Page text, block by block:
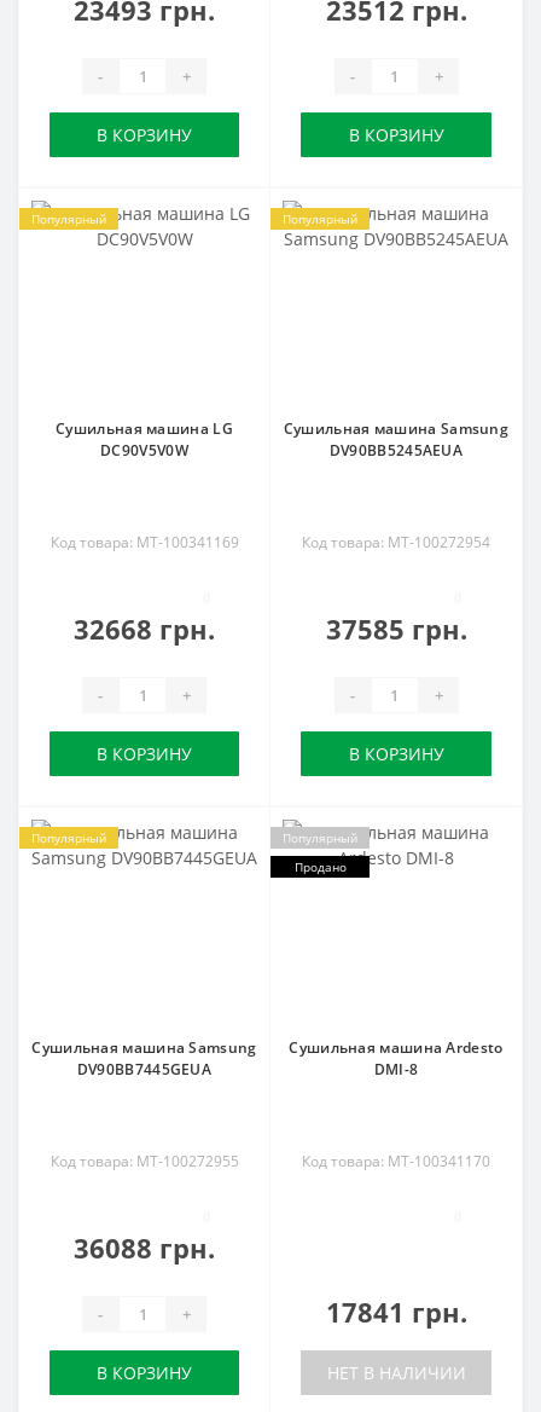
23493 грн.
- +
В КОРЗИНУ
23512 грн.
- +
В КОРЗИНУ
Популярный
Сушильная машина LG
DC90V5V0W
Код товара: MT-100341169
32668 грн.
- +
В КОРЗИНУ
Популярный
Сушильная машина Samsung
DV90BB5245AEUA
Код товара: MT-100272954
37585 грн.
- +
В КОРЗИНУ
Популярный
Сушильная машина Samsung
DV90BB7445GEUA
Код товара: MT-100272955
36088 грн.
- +
В КОРЗИНУ
Популярный
Продано
Сушильная машина Ardesto
DMI-8
Код товара: MT-100341170
17841 грн.
НЕТ В НАЛИЧИИ